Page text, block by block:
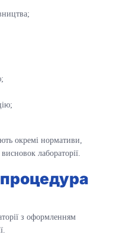
окремі нормативи,
лабораторії.
з оформленням